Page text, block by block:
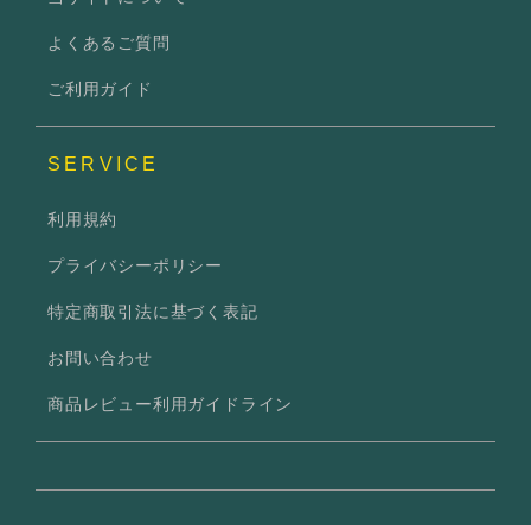
よくあるご質問
ご利用ガイド
SERVICE
利用規約
プライバシーポリシー
特定商取引法に基づく表記
お問い合わせ
商品レビュー利用ガイドライン